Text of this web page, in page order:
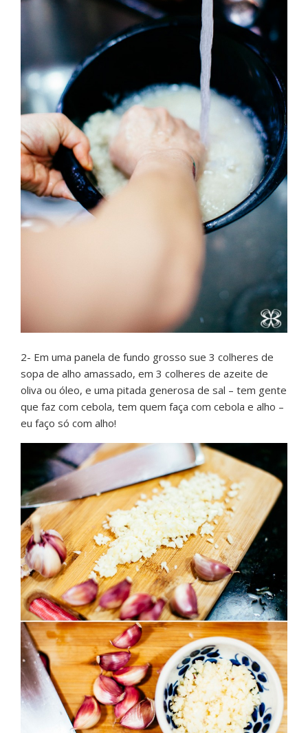
2- Em uma panela de fundo grosso sue 3 colheres de
sopa de alho amassado, em 3 colheres de azeite de
oliva ou óleo, e uma pitada generosa de sal – tem gente
que faz com cebola, tem quem faça com cebola e alho –
eu faço só com alho!